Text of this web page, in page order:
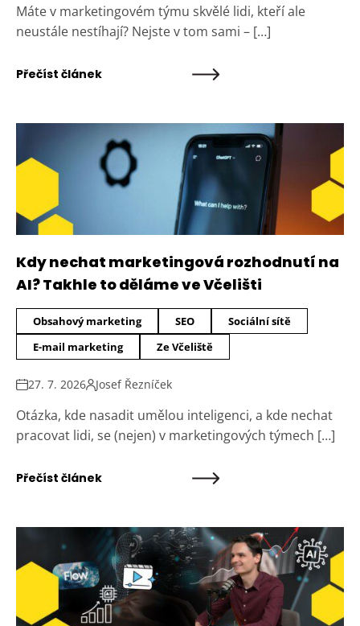
Máte v marketingovém týmu skvělé lidi, kteří ale
neustále nestíhají? Nejste v tom sami – […]
Přečíst článek
Kdy nechat marketingová rozhodnutí na
AI? Takhle to děláme ve Včelišti
Obsahový marketing SEO
Sociální sítě
E-mail marketing
Ze Včeliště
27. 7. 2026 Josef Řezníček
Otázka, kde nasadit umělou inteligenci, a kde nechat
pracovat lidi, se (nejen) v marketingových týmech […]
Přečíst článek